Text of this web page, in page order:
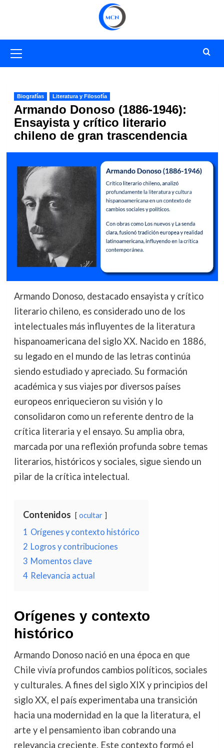
primario
Biografías Literatura y Filosofía
Armando Donoso (1886-1946):
Ensayista y crítico literario
chileno de gran trascendencia
Armando Donoso, destacado ensayista y crítico
literario chileno, es considerado uno de los
intelectuales más influyentes de la literatura
hispanoamericana del siglo XX. Nacido en 1886,
su legado en el mundo de las letras continúa
siendo estudiado y apreciado. Su formación
académica y sus viajes por diversos países
europeos enriquecieron su visión y lo
consolidaron como un referente dentro de la
crítica literaria y el ensayo. Su amplia obra,
marcada por una reflexión profunda sobre temas
literarios, históricos y sociales, sigue siendo un
pilar de la crítica intelectual.
Contenidos ocultar
1 Orígenes y contexto histórico
2 Logros y contribuciones
3 Momentos clave
4 Relevancia actual
Orígenes y contexto
histórico
Armando Donoso nació en una época en que
Chile vivía profundos cambios políticos, sociales
y culturales. A fines del siglo XIX y principios del
siglo XX, el país experimentaba una transición
hacia una modernidad en la que la literatura, el
arte y el pensamiento iban cobrando una
relevancia creciente. Este contexto formó el